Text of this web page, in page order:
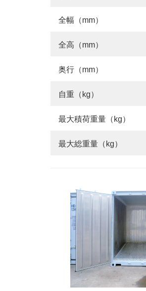
全幅（mm）
全高（mm）
奥行（mm）
自重（kg）
最大積荷重量（kg）
最大総重量（kg）